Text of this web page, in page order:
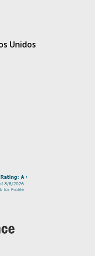
Unidos